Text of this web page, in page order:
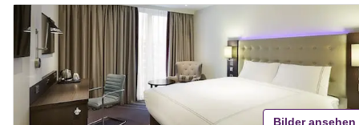
Bilder ansehen